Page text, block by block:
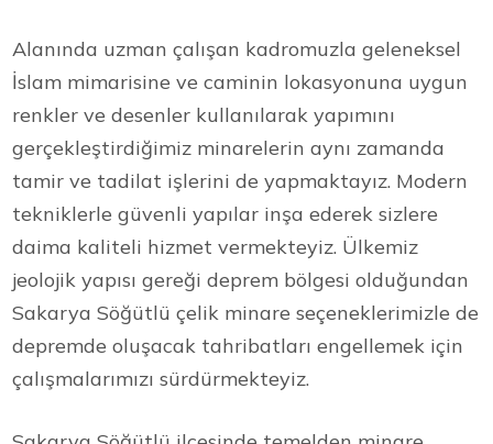
Alanında uzman çalışan kadromuzla geleneksel
İslam mimarisine ve caminin lokasyonuna uygun
renkler ve desenler kullanılarak yapımını
gerçekleştirdiğimiz minarelerin aynı zamanda
tamir ve tadilat işlerini de yapmaktayız. Modern
tekniklerle güvenli yapılar inşa ederek sizlere
daima kaliteli hizmet vermekteyiz. Ülkemiz
jeolojik yapısı gereği deprem bölgesi olduğundan
Sakarya Söğütlü çelik minare seçeneklerimizle de
depremde oluşacak tahribatları engellemek için
çalışmalarımızı sürdürmekteyiz.